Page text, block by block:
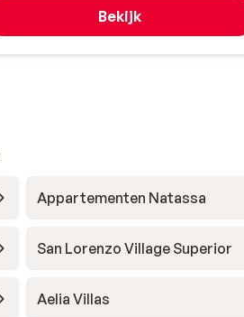
Bekijk
Appartementen Natassa
San Lorenzo Village Superior
Aelia Villas